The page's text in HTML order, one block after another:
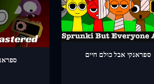
ספראנקי אבל כולם חיים